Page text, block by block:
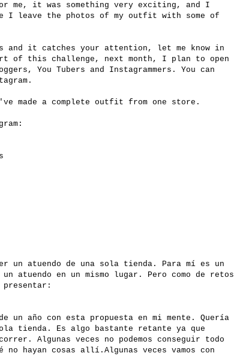
me, it was something very exciting, and I
I leave the photos of my outfit with some of
it catches your attention, let me know in
of this challenge, next month, I plan to open
You Tubers and Instagrammers. You can
made a complete outfit from one store.
un atuendo de una sola tienda. Para mí es un
atuendo en un mismo lugar. Pero como de retos
un año con esta propuesta en mi mente. Quería
tienda. Es algo bastante retante ya que
Algunas veces no podemos conseguir todo
no hayan cosas allí.Algunas veces vamos con